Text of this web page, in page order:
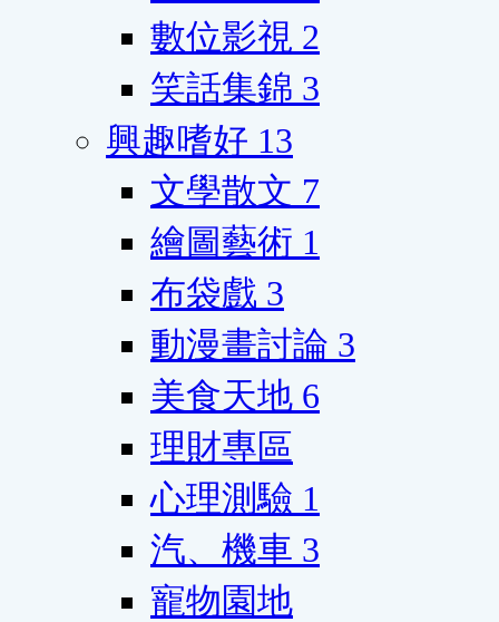
數位影視 2
笑話集錦 3
興趣嗜好 13
文學散文 7
繪圖藝術 1
布袋戲 3
動漫畫討論 3
美食天地 6
理財專區
心理測驗 1
汽、機車 3
寵物園地